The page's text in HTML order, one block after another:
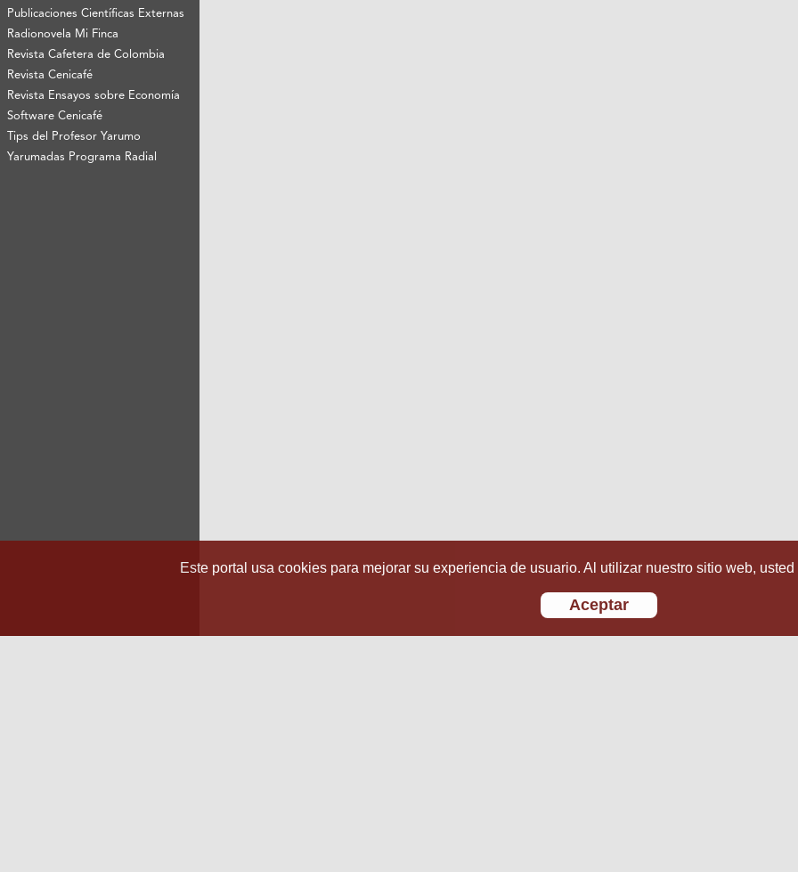
Publicaciones Científicas Externas
Radionovela Mi Finca
Revista Cafetera de Colombia
Revista Cenicafé
Revista Ensayos sobre Economía
Software Cenicafé
Tips del Profesor Yarumo
Yarumadas Programa Radial
Este portal usa cookies para mejorar su experiencia de usuario. Al utilizar nuestro sitio web,
Aceptar